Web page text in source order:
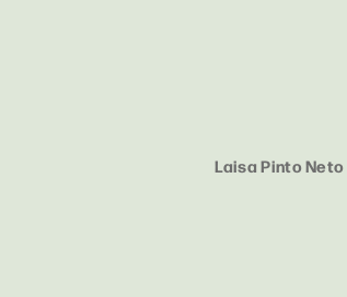
Laisa Pinto Neto